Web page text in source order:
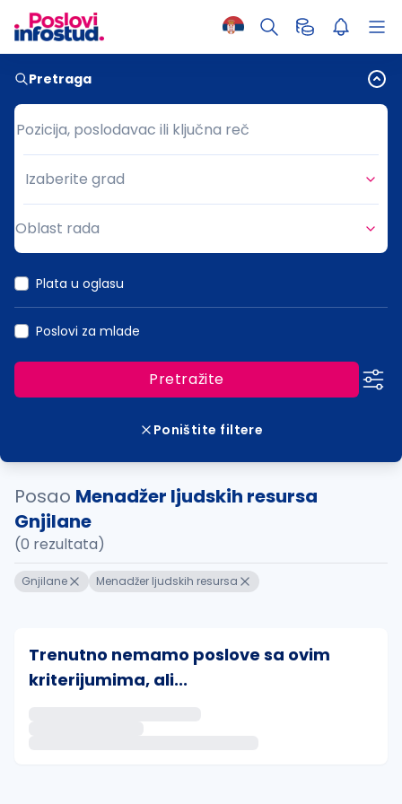
Pretraga
Pozicija, poslodavac ili ključna reč
Pozicija, poslodavac ili ključna reč
Grad
Izaberite grad
Oblast rada
Plata u oglasu
Poslovi za mlade
Pretražite
Poništite filtere
Posao Menadžer ljudskih resursa
Gnjilane
(0 rezultata)
Gnjilane Menadžer ljudskih resursa
Trenutno nemamo poslove sa ovim
kriterijumima, ali...